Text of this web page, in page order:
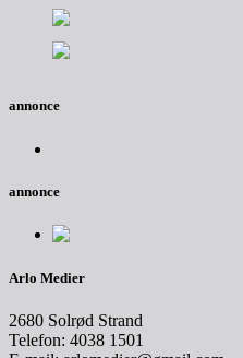
annonce
annonce
Arlo Medier
2680 Solrød Strand
Telefon: 4038 1501